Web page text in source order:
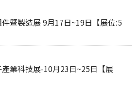
暨製造展 9月17日~19日【展位:5
業科技展-10月23日~25日【展